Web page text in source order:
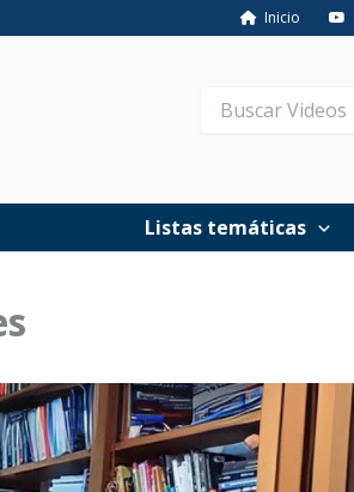
Inicio
Listas temáticas